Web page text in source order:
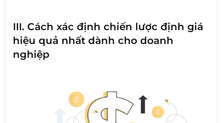
III. Cách xác định chiến lược định giá
hiệu quả nhất dành cho doanh
nghiệp